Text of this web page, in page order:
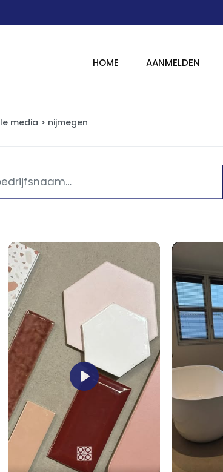
HOME AANMELDEN
media > nijmegen
Play